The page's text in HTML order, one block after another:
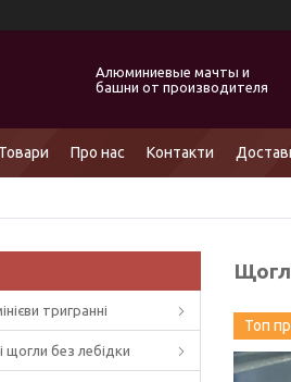
Алюминиевые мачты и
башни от производителя
Товари Про нас Контакти
Топ
тригранні
щогли без лебідки